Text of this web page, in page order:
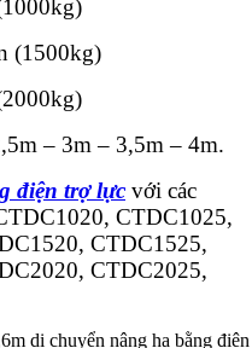
(1500kg)
– 3m – 3,5m – 4m.
điện trợ lực với các
CTDC1025,
CTDC1525,
CTDC2025,